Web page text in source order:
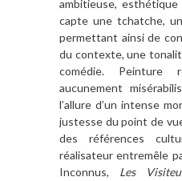
ambitieuse, esthétique
capte une tchatche,
permettant ainsi de
du contexte, une
comédie. Peinture
aucunement
l’allure d’un intense
justesse du point de
des références
réalisateur entremêle
Inconnus, Les